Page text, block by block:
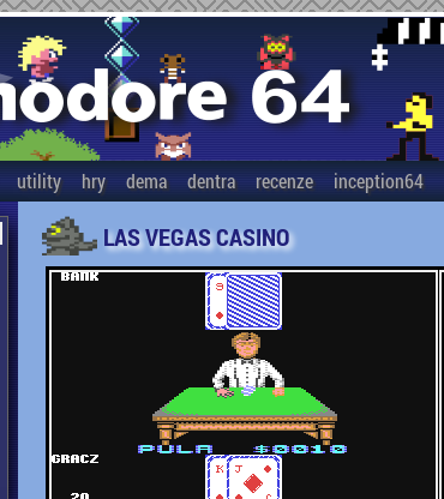
utility hry dema dentra recenze inception64
LAS VEGAS CASINO